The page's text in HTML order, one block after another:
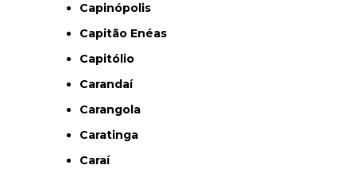
Capinópolis
Capitão Enéas
Capitólio
Carandaí
Carangola
Caratinga
Caraí